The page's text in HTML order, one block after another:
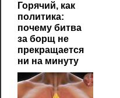
Горячий, как
политика:
почему битва
за борщ не
прекращается
ни на минуту